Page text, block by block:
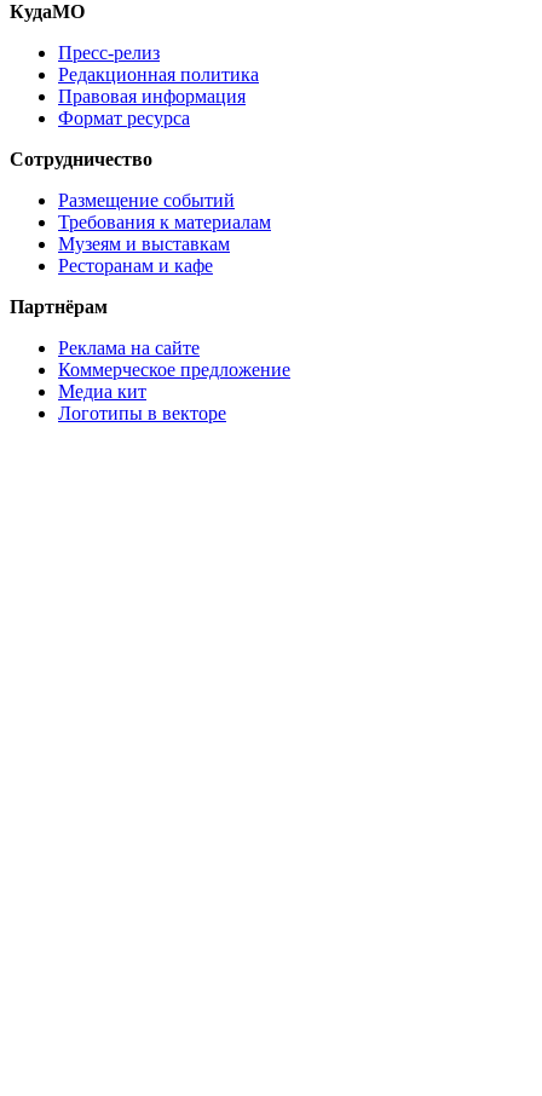
КудаМО
Пресс-релиз
Редакционная политика
Правовая информация
Формат ресурса
Сотрудничество
Размещение событий
Требования к материалам
Музеям и выставкам
Ресторанам и кафе
Партнёрам
Реклама на сайте
Коммерческое предложение
Медиа кит
Логотипы в векторе